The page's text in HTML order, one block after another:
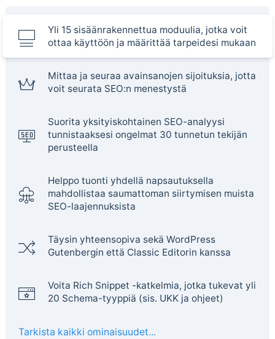
Yli 15 sisäänrakennettua moduulia, jotka voit
ottaa käyttöön ja määrittää tarpeidesi mukaan
Mittaa ja seuraa avainsanojen sijoituksia, jotta
voit seurata SEO:n menestystä
Suorita yksityiskohtainen SEO-analyysi
tunnistaaksesi ongelmat 30 tunnetun tekijän
perusteella
Helppo tuonti yhdellä napsautuksella
mahdollistaa saumattoman siirtymisen muista
SEO-laajennuksista
Täysin yhteensopiva sekä WordPress
Gutenbergin että Classic Editorin kanssa
Voita Rich Snippet -katkelmia, jotka tukevat yli
20 Schema-tyyppiä (sis. UKK ja ohjeet)
Tarkista kaikki ominaisuudet...